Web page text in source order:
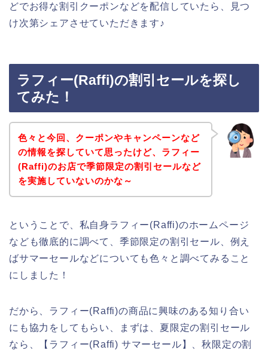
どでお得な割引クーポンなどを配信していたら、見つ
け次第シェアさせていただきます♪
ラフィー(Raffi)の割引セールを探し
てみた！
色々と今回、クーポンやキャンペーンなど
の情報を探していて思ったけど、ラフィー
(Raffi)のお店で季節限定の割引セールなど
を実施していないのかな～
ということで、私自身ラフィー(Raffi)のホームページ
なども徹底的に調べて、季節限定の割引セール、例え
ばサマーセールなどについても色々と調べてみること
にしました！
だから、ラフィー(Raffi)の商品に興味のある知り合い
にも協力をしてもらい、まずは、夏限定の割引セール
なら、【ラフィー(Raffi) サマーセール】、秋限定の割